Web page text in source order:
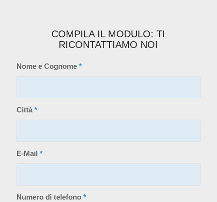
COMPILA IL MODULO: TI
RICONTATTIAMO NOI
Nome e Cognome *
Città*
E-Mail *
Numero di telefono *